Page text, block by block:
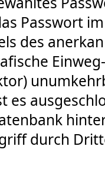
Passwort
des
es
durch